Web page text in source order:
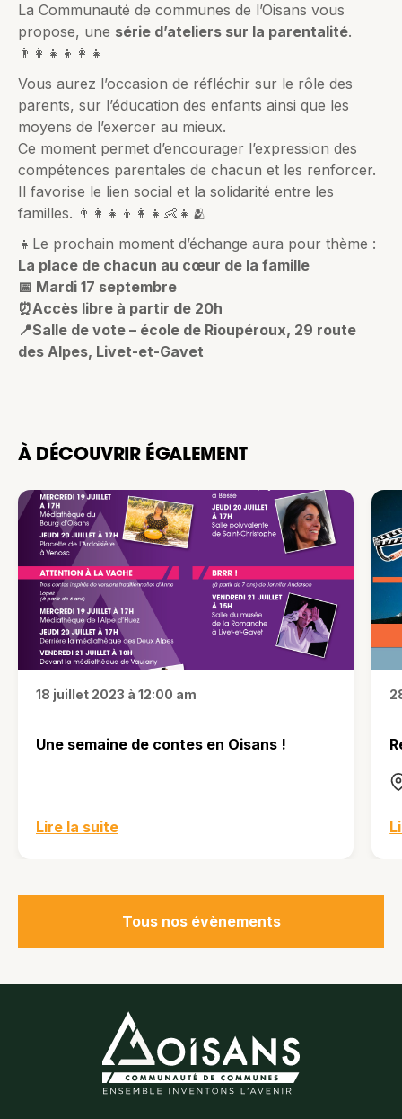
La Communauté de communes de l’Oisans vous
propose, une série d’ateliers sur la parentalité.
👨‍👩‍👧‍👦👩‍👧
Vous aurez l’occasion de réfléchir sur le rôle des
parents, sur l’éducation des enfants ainsi que les
moyens de l’exercer au mieux.
Ce moment permet d’encourager l’expression des
compétences parentales de chacun et les renforcer.
Il favorise le lien social et la solidarité entre les
familles. 👨‍👩‍👧‍👦👩‍👧👶👧🫂
👧Le prochain moment d’échange aura pour thème :
La place de chacun au cœur de la famille
📅 Mardi 17 septembre
⏰Accès libre à partir de 20h
📍Salle de vote – école de Rioupéroux, 29 route
des Alpes, Livet-et-Gavet
À DÉCOUVRIR ÉGALEMENT
18 juillet 2023 à 12:00 am
Une semaine de contes en Oisans !
Lire la suite
Tous nos évènements